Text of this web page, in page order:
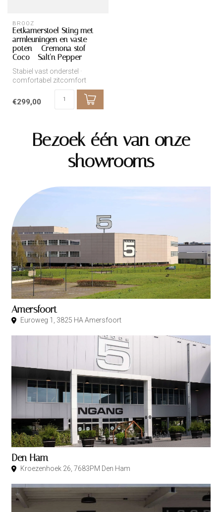
BROOZ
Eetkamerstoel Sting met
armleuningen en vaste
poten – Cremona stof
Coco - Salt'n Pepper
Stabiel vast onderstel ·
comfortabel zitcomfort
€299,00
Bezoek één van onze
showrooms
Amersfoort
Euroweg 1, 3825 HA Amersfoort
Den Ham
Kroezenhoek 26, 7683PM Den Ham